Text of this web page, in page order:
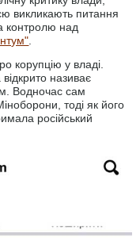
викликають питання
контролю над
корупцію у владі.
називає
Водночас сам
тоді як його
російський